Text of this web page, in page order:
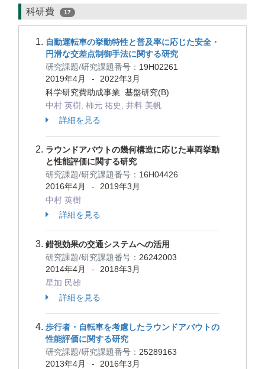
科研費 17
自動運転車の挙動特性と普及率に応じた安全・
円滑な交差点制御手法に関する研究
研究課題/研究課題番号： 19H02261
2019年4月
-
2022年3月
科学研究費助成事業 基盤研究(B)
中村 英樹, 柿元 祐史, 井料 美帆
詳細を見る
ラウンドアバウトの幾何構造に応じた車両挙動
と性能評価に関する研究
研究課題/研究課題番号： 16H04426
2016年4月
-
2019年3月
中村 英樹
詳細を見る
錯視効果の交通システムへの活用
研究課題/研究課題番号： 26242003
2014年4月
-
2018年3月
星加 民雄
詳細を見る
歩行者・自転車を考慮したラウンドアバウトの
性能評価に関する研究
研究課題/研究課題番号： 25289163
2013年4月
-
2016年3月